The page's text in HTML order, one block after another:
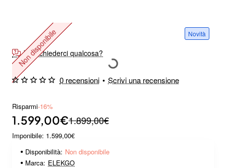
Novità
Non disponibile
Vuoi chiederci qualcosa?
0 recensioni • Scrivi una recensione
Risparmi-16%
1.599,00€1.899,00€
Imponibile: 1.599,00€
Disponibilità: Non disponibile
Marca: ELEKGO